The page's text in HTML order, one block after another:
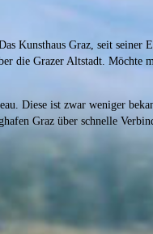
Kunsthaus Graz, seit seiner
die Grazer Altstadt. Möchte
Diese ist zwar weniger
Graz über schnelle